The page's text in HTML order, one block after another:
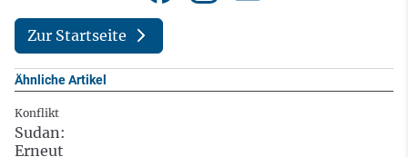
Zur Startseite
Ähnliche Artikel
Konflikt
Sudan:
Erneut